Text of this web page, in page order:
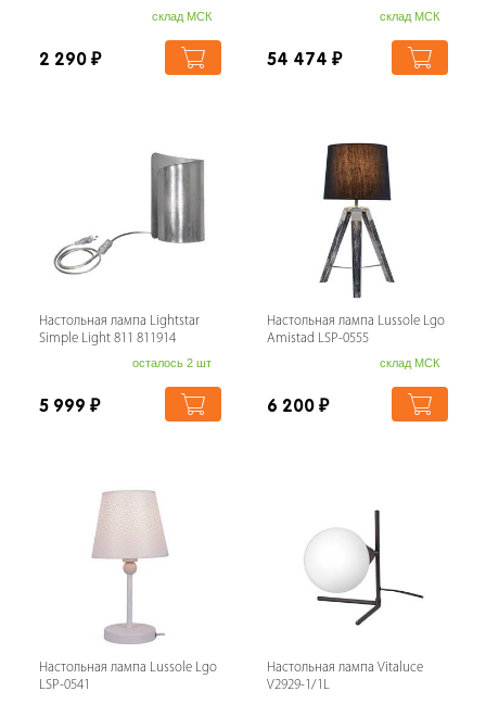
склад МСК
2 290 ₽
склад МСК
54 474 ₽
Настольная лампа Lightstar
Simple Light 811 811914
осталось 2 шт
5 999 ₽
Настольная лампа Lussole Lgo
Amistad LSP-0555
склад МСК
6 200 ₽
Настольная лампа Lussole Lgo
LSP-0541
Настольная лампа Vitaluce
V2929-1/1L